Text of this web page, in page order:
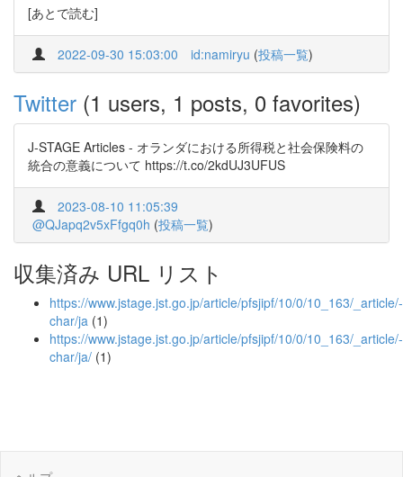
[あとで読む]
2022-09-30 15:03:00 id:namiryu (投稿一覧)
Twitter (1 users, 1 posts, 0 favorites)
J-STAGE Articles - オランダにおける所得税と社会保険料の
統合の意義について https://t.co/2kdUJ3UFUS
2023-08-10 11:05:39
@QJapq2v5xFfgq0h (投稿一覧)
収集済み URL リスト
https://www.jstage.jst.go.jp/article/pfsjipf/10/0/10_163/_article/-
char/ja (1)
https://www.jstage.jst.go.jp/article/pfsjipf/10/0/10_163/_article/-
char/ja/ (1)